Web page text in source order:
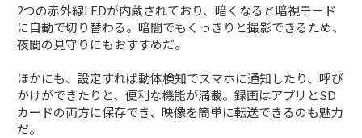
2つの赤外線LEDが内蔵されており、暗くなると暗視モード
に自動で切り替わる。暗闇でもくっきりと撮影できるため、
夜間の見守りにもおすすめだ。
ほかにも、設定すれば動体検知でスマホに通知したり、呼び
かけができたりと、便利な機能が満載。録画はアプリとSD
カードの両方に保存でき、映像を簡単に転送できるのも魅力
だ。